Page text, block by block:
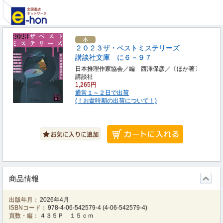
２０２３ザ・ベストミステリーズ
講談社文庫 に６－９７
日本推理作家協会／編 西澤保彦／〔ほか著〕
講談社
1,265円
通常１～２日で出荷
(！お盆時期の出荷について！)
商品情報
出版年月： 2026年4月
ISBNコード： 978-4-06-542579-4 (4-06-542579-4)
頁数・縦：
４３５Ｐ １５ｃｍ